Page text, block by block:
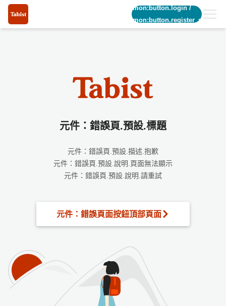
common:button.login/
common:button.register_short
元件：錯誤頁.預設.標題
元件：錯誤頁.預設.描述.抱歉
元件：錯誤頁.預設.說明.頁面無法顯示
元件：錯誤頁.預設.說明.請重試
元件：錯誤頁面按鈕頂部頁面